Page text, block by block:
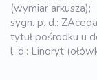
(wymiar arkusza);
sygn. p. d.:
tytuł pośrodku u
l. d.: Linoryt